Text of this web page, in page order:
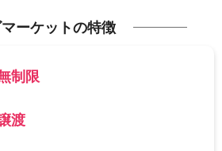
ーケットの特徴
制限
渡